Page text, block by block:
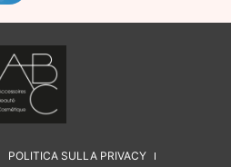
POLITICA SULLA PRIVACY